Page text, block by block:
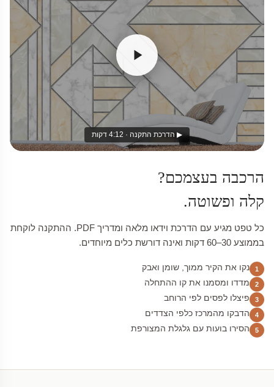
▶ הדרכת התקנה · 4:12 דקות
הרכבה בעצמכם?
קלה ופשוטה.
כל טפט מגיע עם הדרכת וידאו מלאה ומדריך PDF. ההתקנה לוקחת
בממוצע 30–60 דקות ואינה דורשת כלים מיוחדים.
1 נקו את הקיר ממוך, שומן ואבק
2 מדדו ומסמנו את קו ההתחלה
3 פיצלו לפסים לפי הרוחב
4 הדבקו מהמרכז כלפי הצדדים
5 הסירו בועות עם גלגלת המצורפת